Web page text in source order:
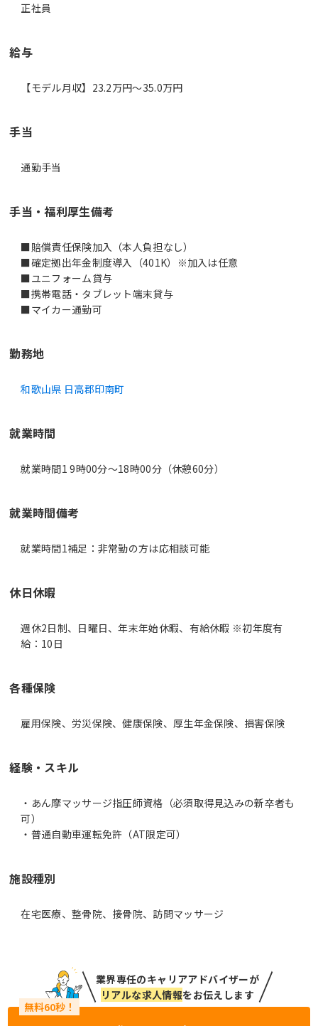
正社員
給与
【モデル月収】23.2万円〜35.0万円
手当
通勤手当
手当・福利厚生備考
■賠償責任保険加入（本人負担なし）
■確定拠出年金制度導入（401K）※加入は任意
■ユニフォーム貸与
■携帯電話・タブレット端末貸与
■マイカー通勤可
勤務地
和歌山県 日高郡印南町
就業時間
就業時間1 9時00分〜18時00分（休憩60分）
就業時間備考
休日休暇
週休2日制、日曜日、年末年始休暇、有給休暇 ※初年度有
給：10日
各種保険
雇用保険、労災保険、健康保険、厚生年金保険、損害保険
経験・スキル
・あん摩マッサージ指圧師資格（必須取得見込みの新卒者も
可）
・普通自動車運転免許（AT限定可）
施設種別
在宅医療、整骨院、接骨院、訪問マッサージ
業界専任のキャリアアドバイザーが
リアルな求人情報をお伝えします